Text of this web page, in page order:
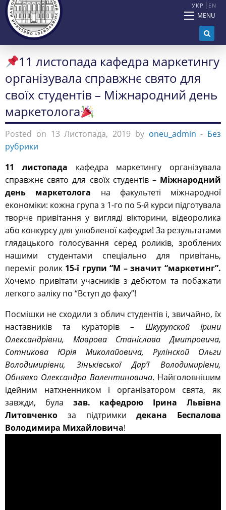
УКР EN
MENU
11 листопада кафедра маркетингу
організувала справжнє свято для
своїх студентів – Міжнародний день
маркетолога
Posted on 13 Листопада, 2019 by oneu_admin - Без
рубрики
11 листопада кафедра маркетингу організувала
справжнє свято для своїх студентів – Міжнародний
день маркетолога на факультеті міжнародної
економіки: кожна група з 1-го по 5-й курси підготувала
творче привітання у вигляді вікторини, відеоролика
або конкурсу для улюбленої кафедри! За результатами
глядацького голосування серед роликів, зроблених
нашими студентами спеціально для привітань,
переміг ролик 15-ї групи “M – значит “маркетинг”.
Хочемо привітати учасників з дебютом та побажати
легкого заліку по “Вступ до фаху”!
Посмішки не сходили з облич студентів і, звичайно, їх
наставників та кураторів – Шкурупской Ірини
Олександрівни, Маврова Станіслава Дмитровича,
Сотникова Юрія Миколайовича, Рулінской Ольги
Володимирівни, Зіньківської Дар’ї Володимирівни,
Обнявко Олександра Валентиновича. Найголовнішим
ідейним натхненником і організатором свята, як
завжди, була зав. кафедрою Ірина Львівна
Литовченко за підтримкидекана Беспалова
Володимира Михайловича!